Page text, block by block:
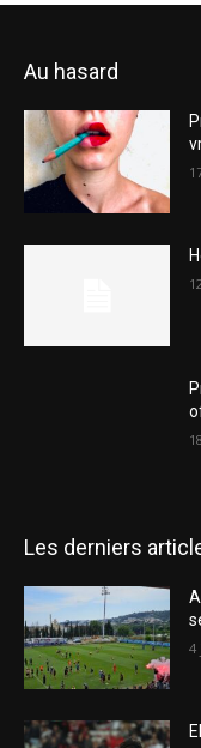
Au hasard
Les derniers
4